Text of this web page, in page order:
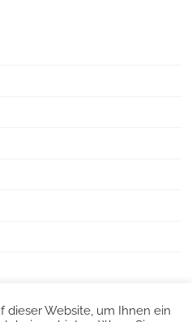
dieser Website, um Ihnen ein